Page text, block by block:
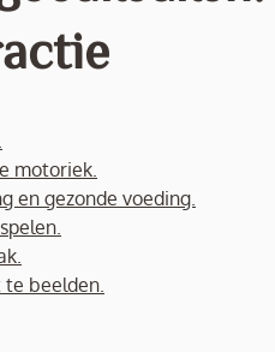
motoriek.
en gezonde voeding.
te beelden.